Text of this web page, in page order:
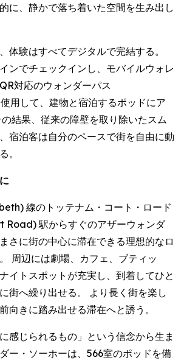
に、静かで落ち着いた空間を生み出し
体験はすべてデジタルで完結する。
ンでチェックインし、モバイルウォレ
対応のウォンダーパス
用して、建物と宿泊するポッドにア
結果、従来の障壁を取り除いたスム
宿泊客は自分のペースで街を自由に動
。
線のトッテナム・コート・ロード
Road) 駅からすぐのアザーウォンダ
さに街の中心に滞在できる理想的なロ
周辺には劇場、カフェ、ブティッ
イトスポットが充実し、到着してひと
街へ繰り出せる。 より長く街を楽し
向きに踏み出せる滞在へと誘う。
感じられるもの」という信念から生ま
ー・ソーホーは、566室のポッドを備